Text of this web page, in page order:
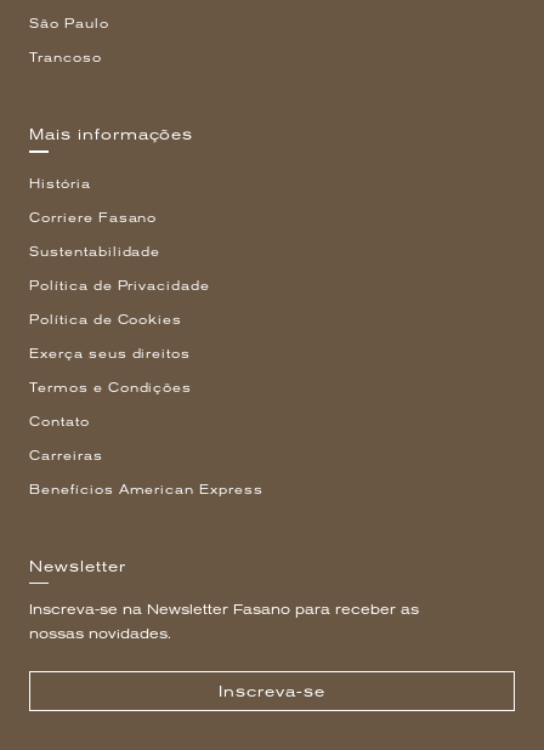
São Paulo
Trancoso
Mais informações
História
Corriere Fasano
Sustentabilidade
Política de Privacidade
Política de Cookies
Exerça seus direitos
Termos e Condições
Contato
Carreiras
Benefícios American Express
Newsletter
Inscreva-se na Newsletter Fasano para receber as
nossas novidades.
Inscreva-se